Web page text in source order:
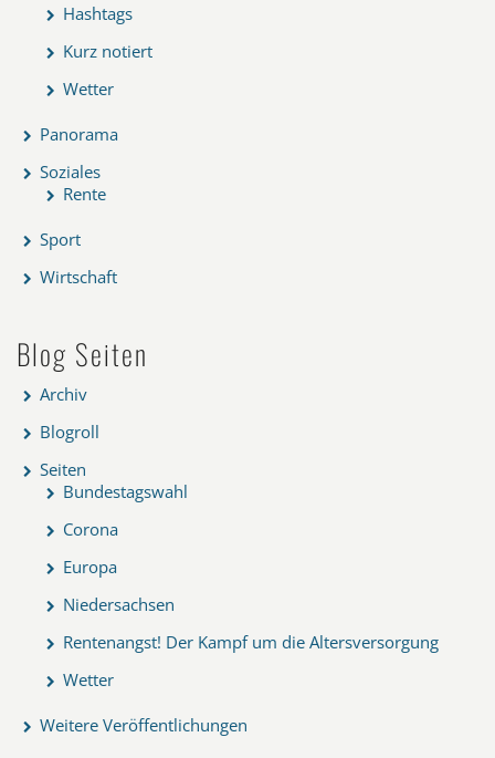
Hashtags
Kurz notiert
Wetter
Panorama
Soziales
Rente
Sport
Wirtschaft
Blog Seiten
Archiv
Blogroll
Seiten
Bundestagswahl
Corona
Europa
Niedersachsen
Rentenangst! Der Kampf um die Altersversorgung
Wetter
Weitere Veröffentlichungen